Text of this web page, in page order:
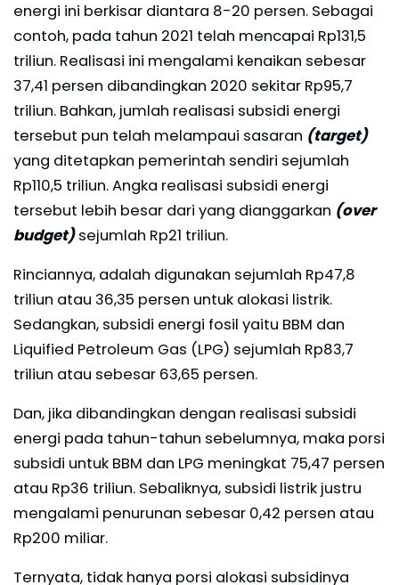
energi ini berkisar diantara 8-20 persen. Sebagai
contoh, pada tahun 2021 telah mencapai Rp131,5
triliun. Realisasi ini mengalami kenaikan sebesar
37,41 persen dibandingkan 2020 sekitar Rp95,7
triliun. Bahkan, jumlah realisasi subsidi energi
tersebut pun telah melampaui sasaran (target)
yang ditetapkan pemerintah sendiri sejumlah
Rp110,5 triliun. Angka realisasi subsidi energi
tersebut lebih besar dari yang dianggarkan (over
budget)sejumlah Rp21 triliun.
Rinciannya, adalah digunakan sejumlah Rp47,8
triliun atau 36,35 persen untuk alokasi listrik.
Sedangkan, subsidi energi fosil yaitu BBM dan
Liquified Petroleum Gas (LPG) sejumlah Rp83,7
triliun atau sebesar 63,65 persen.
Dan, jika dibandingkan dengan realisasi subsidi
energi pada tahun-tahun sebelumnya, maka porsi
subsidi untuk BBM dan LPG meningkat 75,47 persen
atau Rp36 triliun. Sebaliknya, subsidi listrik justru
mengalami penurunan sebesar 0,42 persen atau
Rp200 miliar.
Ternyata, tidak hanya porsi alokasi subsidinya